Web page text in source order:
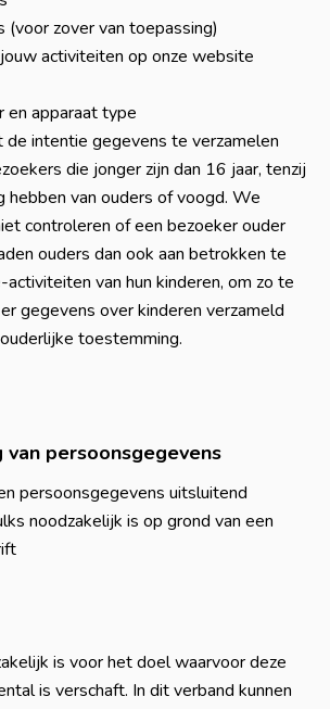
(voor zover van toepassing)
activiteiten op onze website
apparaat type
intentie gegevens te verzamelen
die jonger zijn dan 16 jaar, tenzij
hebben van ouders of voogd. We
controleren of een bezoeker ouder
ouders dan ook aan betrokken te
activiteiten van hun kinderen, om zo te
gegevens over kinderen verzameld
toestemming.
van persoonsgegevens
persoonsgegevens uitsluitend
noodzakelijk is op grond van een
is voor het doel waarvoor deze
is verschaft. In dit verband kunnen